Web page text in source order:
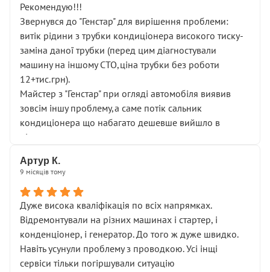
Рекомендую!!!
Звернувся до "Генстар" для вирішення проблеми:
витік рідини з трубки кондиціонера високого тиску-
заміна даної трубки (перед цим діагностували
машину на іншому СТО,ціна трубки без роботи
12+тис.грн).
Майстер з "Генстар" при огляді автомобіля виявив
зовсім іншу проблему,а саме потік сальник
кондиціонера що набагато дешевше вийшло в
підсумку.
Артур К.
9 місяців тому
Дуже висока кваліфікація по всіх напрямках.
Відремонтували на різних машинах і стартер, і
конденціонер, і генератор. До того ж дуже швидко.
Навіть усунули проблему з проводкою. Усі інщі
сервіси тільки погіршували ситуацію